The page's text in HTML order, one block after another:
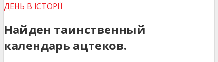
ДЕНЬ В ІСТОРІЇ
Найден таинственный
календарь ацтеков.